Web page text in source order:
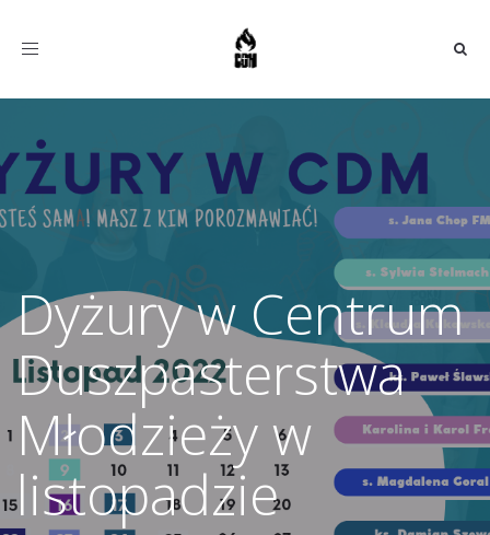
Toggle
Dyżury w Centrum
Duszpasterstwa
Młodzieży w
listopadzie